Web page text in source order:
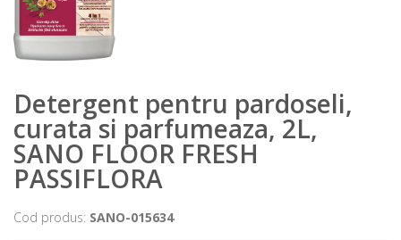
Detergent pentru pardoseli,
curata si parfumeaza, 2L,
SANO FLOOR FRESH
PASSIFLORA
Cod produs: SANO-015634